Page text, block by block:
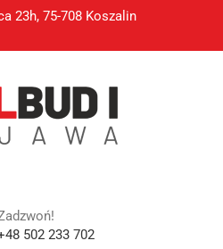
23h, 75-708 Koszalin
502 233 702